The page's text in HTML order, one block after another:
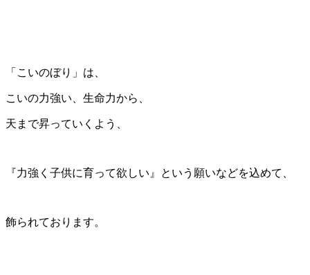
「こいのぼり」は、
こいの力強い、生命力から、
天まで昇っていくよう、
『力強く子供に育って欲しい』という願いなどを込めて、
飾られております。